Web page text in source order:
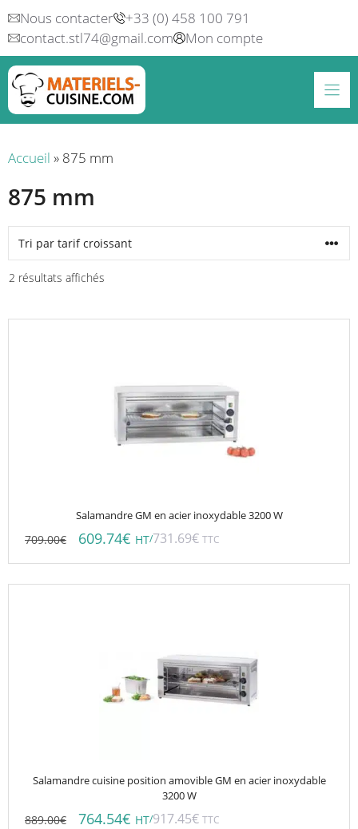
Aller
au
contenu
Nous contacter
+33 (0) 458 100 791
contact.stl74@gmail.com
Mon compte
Accueil » 875 mm
875 mm
2 résultats affichés
Salamandre GM en acier inoxydable 3200 W
709.00€ 609.74€ HT/731.69€ TTC
Salamandre cuisine position amovible GM en acier inoxydable
3200 W
889.00€ 764.54€ HT/917.45€ TTC